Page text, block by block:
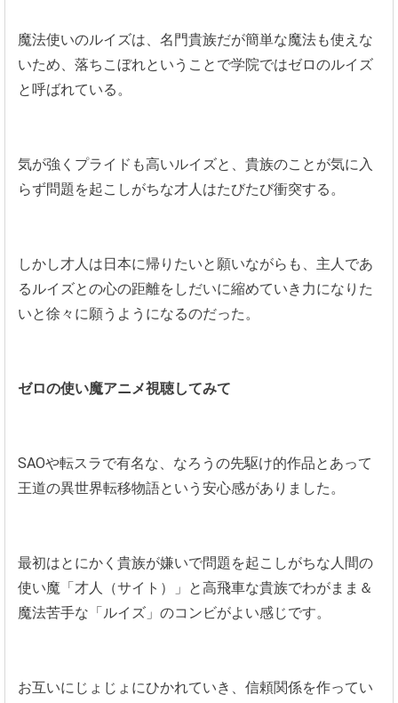
魔法使いのルイズは、名門貴族だが簡単な魔法も使えな
いため、落ちこぼれということで学院ではゼロのルイズ
と呼ばれている。
気が強くプライドも高いルイズと、貴族のことが気に入
らず問題を起こしがちな才人はたびたび衝突する。
しかし才人は日本に帰りたいと願いながらも、主人であ
るルイズとの心の距離をしだいに縮めていき力になりた
いと徐々に願うようになるのだった。
ゼロの使い魔アニメ視聴してみて
SAOや転スラで有名な、なろうの先駆け的作品とあって
王道の異世界転移物語という安心感がありました。
最初はとにかく貴族が嫌いで問題を起こしがちな人間の
使い魔「才人（サイト）」と高飛車な貴族でわがまま＆
魔法苦手な「ルイズ」のコンビがよい感じです。
お互いにじょじょにひかれていき、信頼関係を作ってい